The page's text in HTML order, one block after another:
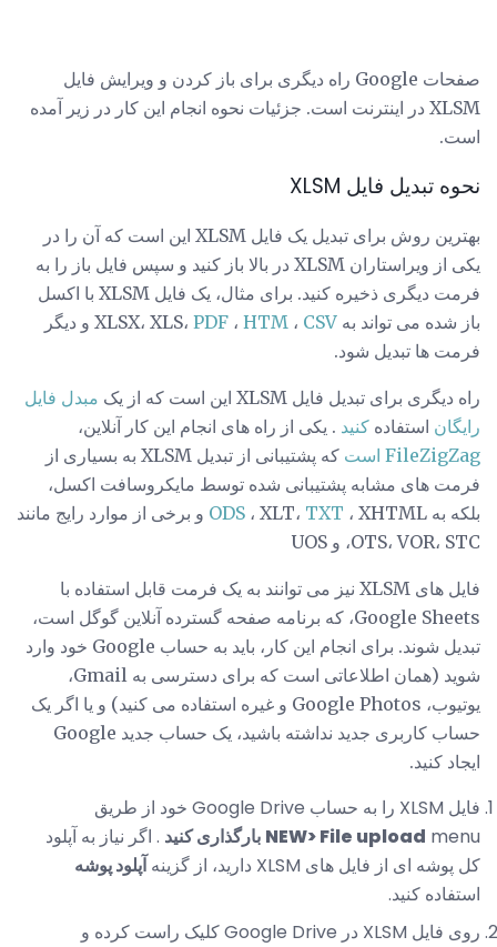
صفحات Google راه دیگری برای باز کردن و ویرایش فایل
XLSM در اینترنت است. جزئیات نحوه انجام این کار در زیر آمده
است.
نحوه تبدیل فایل XLSM
بهترین روش برای تبدیل یک فایل XLSM این است که آن را در
یکی از ویراستاران XLSM در بالا باز کنید و سپس فایل باز را به
فرمت دیگری ذخیره کنید. برای مثال، یک فایل XLSM با اکسل
باز شده می تواند به XLSX، XLS،
PDF ، HTM ، CSV
و دیگر
فرمت ها تبدیل شود.
راه دیگری برای تبدیل فایل XLSM این است که از یک
مبدل فایل
رایگان استفاده کنید . یکی از راه های انجام این کار آنلاین،
FileZigZag است
که پشتیبانی از تبدیل XLSM به بسیاری از
فرمت های مشابه پشتیبانی شده توسط مایکروسافت اکسل،
بلکه به
ODS ، XLT، TXT
، XHTML و برخی از موارد رایج مانند
OTS، VOR، STC، و UOS
فایل های XLSM نیز می توانند به یک فرمت قابل استفاده با
Google Sheets، که برنامه صفحه گسترده آنلاین گوگل است،
تبدیل شوند. برای انجام این کار، باید به حساب Google خود وارد
شوید (همان اطلاعاتی است که برای دسترسی به Gmail،
یوتیوب، Google Photos و غیره استفاده می کنید) و یا اگر یک
حساب کاربری جدید نداشته باشید، یک حساب جدید Google
ایجاد کنید.
فایل XLSM را به حساب Google Drive خود از طریق
NEW> File upload menu بارگذاری کنید . اگر نیاز به آپلود
کل پوشه ای از فایل های XLSM دارید، از گزینه
آپلود پوشه
استفاده کنید.
روی فایل XLSM در Google Drive کلیک راست کرده و